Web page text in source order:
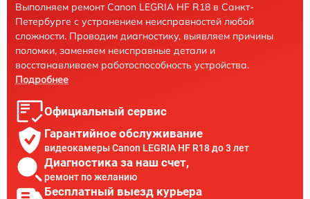
Выполняем ремонт Canon LEGRIA HF R18 в Санкт-
Петербурге с устранением неисправностей любой
сложности. Проводим диагностику, выявляем причины
поломки, заменяем неисправные детали и
восстанавливаем работоспособность устройства.
Подробнее
Официальный сервис
Гарантийное обслуживание
видеокамеры Canon LEGRIA HF R18 до 3 лет
Диагностика за наш счет,
ремонт по желанию
Бесплатный выезд курьера